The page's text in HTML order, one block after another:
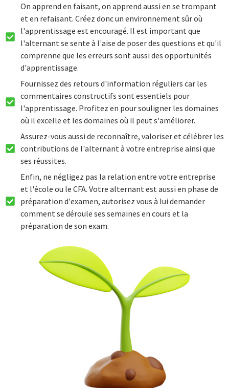
On apprend en faisant, on apprend aussi en se trompant
et en refaisant. Créez donc un environnement sûr où
l'apprentissage est encouragé. Il est important que
l'alternant se sente à l'aise de poser des questions et qu'il
comprenne que les erreurs sont aussi des opportunités
d'apprentissage.
Fournissez des retours d'information réguliers car les
commentaires constructifs sont essentiels pour
l'apprentissage. Profitez en pour souligner les domaines
où il excelle et les domaines où il peut s'améliorer.
Assurez-vous aussi de reconnaître, valoriser et célébrer les
contributions de l'alternant à votre entreprise ainsi que
ses réussites.
Enfin, ne négligez pas la relation entre votre entreprise
et l'école ou le CFA. Votre alternant est aussi en phase de
préparation d'examen, autorisez vous à lui demander
comment se déroule ses semaines en cours et la
préparation de son exam.